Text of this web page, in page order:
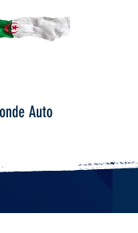
Auto